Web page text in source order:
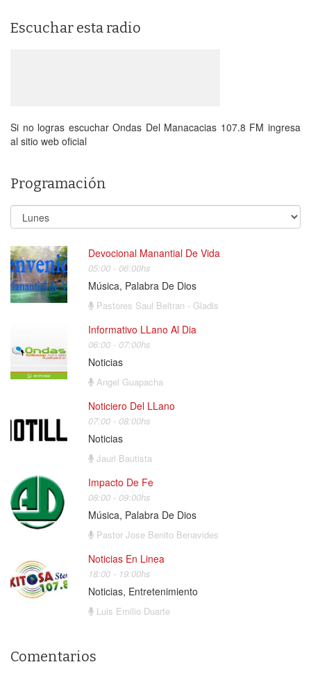
Escuchar esta radio
Si no logras escuchar Ondas Del Manacacias 107.8 FM ingresa
al sitio web oficial
Programación
Devocional Manantial De Vida
05:00 - 06:00hs
Música, Palabra De Dios
Pastores Saul Beltran - Gladis
Informativo LLano Al Dia
06:00 - 07:00hs
Noticias
Angel Guapacha
Noticiero Del LLano
07:00 - 08:00hs
Noticias
Jauri Bautista
Impacto De Fe
08:00 - 09:00hs
Música, Palabra De Dios
Pastor Jose Benito Benavides
Noticias En Linea
18:00 - 19:00hs
Noticias, Entretenimiento
Luis Emilio Duarte
Comentarios